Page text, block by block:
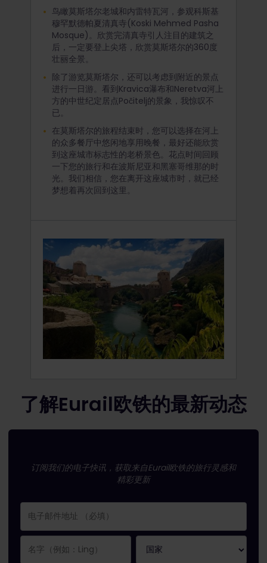
鸟瞰莫斯塔尔老城和内雷特瓦河，参观科斯基
穆罕默德帕夏清真寺(Koski Mehmed Pasha
Mosque)。欣赏完清真寺引人注目的建筑之
后，一定要登上尖塔，欣赏莫斯塔尔的360度
壮丽全景。
除了游览莫斯塔尔，还可以考虑到附近的景点
进行一日游。看到Kravica瀑布和Neretva河上
方的中世纪定居点Počitelj的景象，我惊叹不
已。
在莫斯塔尔的旅程结束时，您可以选择在河上
的众多餐厅中悠闲地享用晚餐，最好还能欣赏
到这座城市标志性的老桥景色。花点时间回顾
一下您的旅行和在波斯尼亚和黑塞哥维那的时
光。我们相信，您在离开这座城市时，就已经
梦想着再次回到这里。
了解Eurail欧铁的最新动态
订阅我们的电子快讯，获取来自Eurail欧铁的旅行灵感和
精彩更新